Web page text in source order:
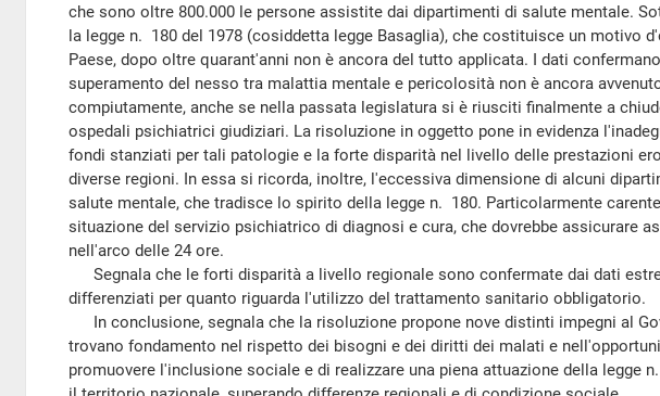
che sono oltre 800.000 le persone assistite dai dipartimenti di salute mentale.
la legge n. 180 del 1978 (cosiddetta legge Basaglia), che costituisce un motivo
Paese, dopo oltre quarant'anni non è ancora del tutto applicata. I dati
superamento del nesso tra malattia mentale e pericolosità non è ancora
compiutamente, anche se nella passata legislatura si è riusciti finalmente a
ospedali psichiatrici giudiziari. La risoluzione in oggetto pone in evidenza
fondi stanziati per tali patologie e la forte disparità nel livello delle prestazioni
diverse regioni. In essa si ricorda, inoltre, l'eccessiva dimensione di alcuni
salute mentale, che tradisce lo spirito della legge n. 180. Particolarmente
situazione del servizio psichiatrico di diagnosi e cura, che dovrebbe assicurare
nell'arco delle 24 ore.
Segnala che le forti disparità a livello regionale sono confermate dai dati
differenziati per quanto riguarda l'utilizzo del trattamento sanitario obbligatorio.
In conclusione, segnala che la risoluzione propone nove distinti impegni al
trovano fondamento nel rispetto dei bisogni e dei diritti dei malati e
promuovere l'inclusione sociale e di realizzare una piena attuazione della legge